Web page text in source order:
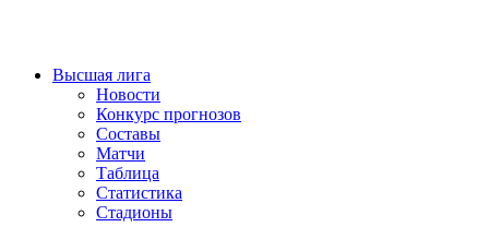
Высшая лига
Новости
Конкурс прогнозов
Составы
Матчи
Таблица
Статистика
Стадионы